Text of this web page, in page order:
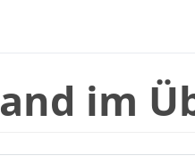
im